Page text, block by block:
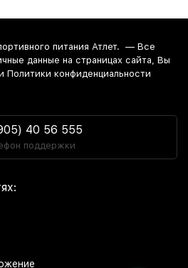
питания Атлет. — Все
данные на страницах сайта, Вы
Политики конфиденциальности
40 56 555
поддержки